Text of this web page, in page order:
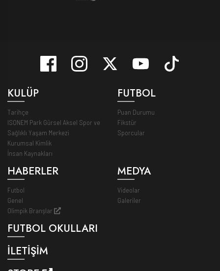
KULÜP
Tarihçe
ISONEM Park Gürsel Aksel Spor ve
Sağlıklı Yaşam Merkezi
Kurumsal Kimlik
İnsan Kaynakları
FUTBOL
Puan Durumu
Fikstür
Sporcular
HABERLER
Futbol
Genel
Olimpik Branşlar
MEDYA
Videolar
Galeriler
FUTBOL OKULLARI
İLETİŞİM